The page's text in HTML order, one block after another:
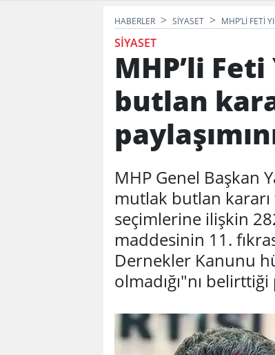
HABERLER SIYASET MHP’LI FETI
SIYASET
MHP’li
butlan
MHP Genel Başkan
mutlak butlan
seçimlerine ilişkin
maddesinin 11.
Dernekler Kanunu
olmadığı"nı belirttiği